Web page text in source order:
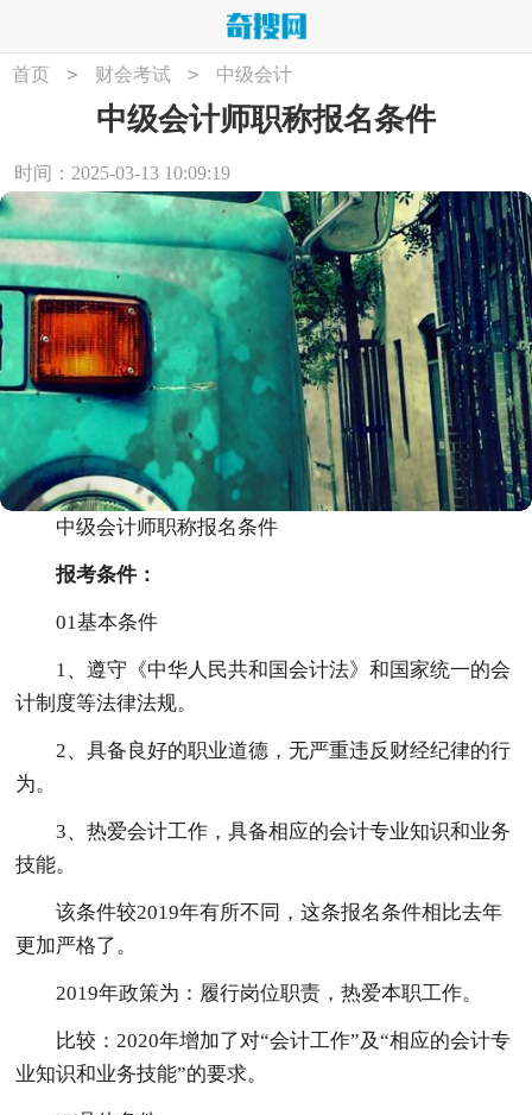
首页 > 财会考试 > 中级会计
中级会计师职称报名条件
时间：2025-03-13 10:09:19
中级会计师职称报名条件
报考条件：
01基本条件
1、遵守《中华人民共和国会计法》和国家统一的会
计制度等法律法规。
2、具备良好的职业道德，无严重违反财经纪律的行
为。
3、热爱会计工作，具备相应的会计专业知识和业务
技能。
该条件较2019年有所不同，这条报名条件相比去年
更加严格了。
2019年政策为：履行岗位职责，热爱本职工作。
比较：2020年增加了对“会计工作”及“相应的会计专
业知识和业务技能”的要求。